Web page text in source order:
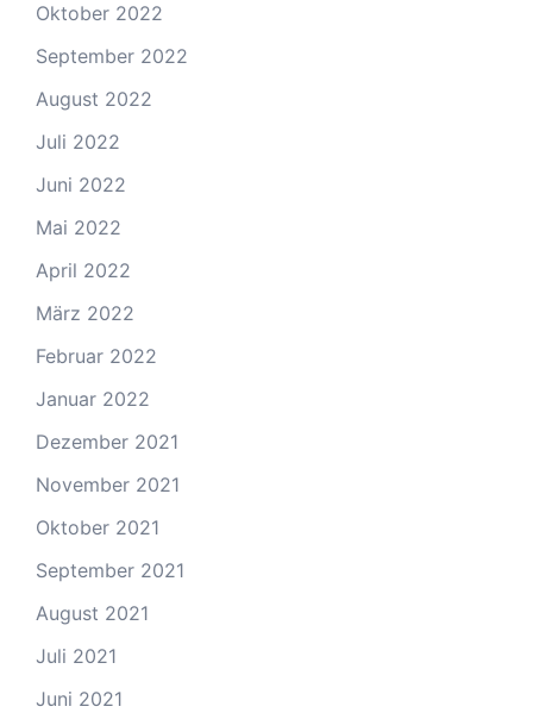
Oktober 2022
September 2022
August 2022
Juli 2022
Juni 2022
Mai 2022
April 2022
März 2022
Februar 2022
Januar 2022
Dezember 2021
November 2021
Oktober 2021
September 2021
August 2021
Juli 2021
Juni 2021